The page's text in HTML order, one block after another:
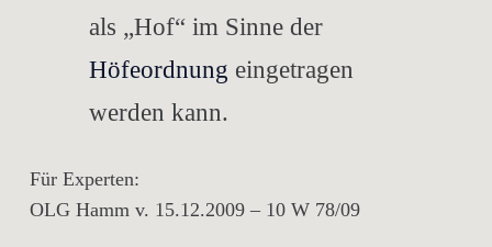
als „Hof“ im Sinne der
Höfeordnung eingetragen
werden kann.
Für Experten:
OLG Hamm v. 15.12.2009 – 10 W 78/09